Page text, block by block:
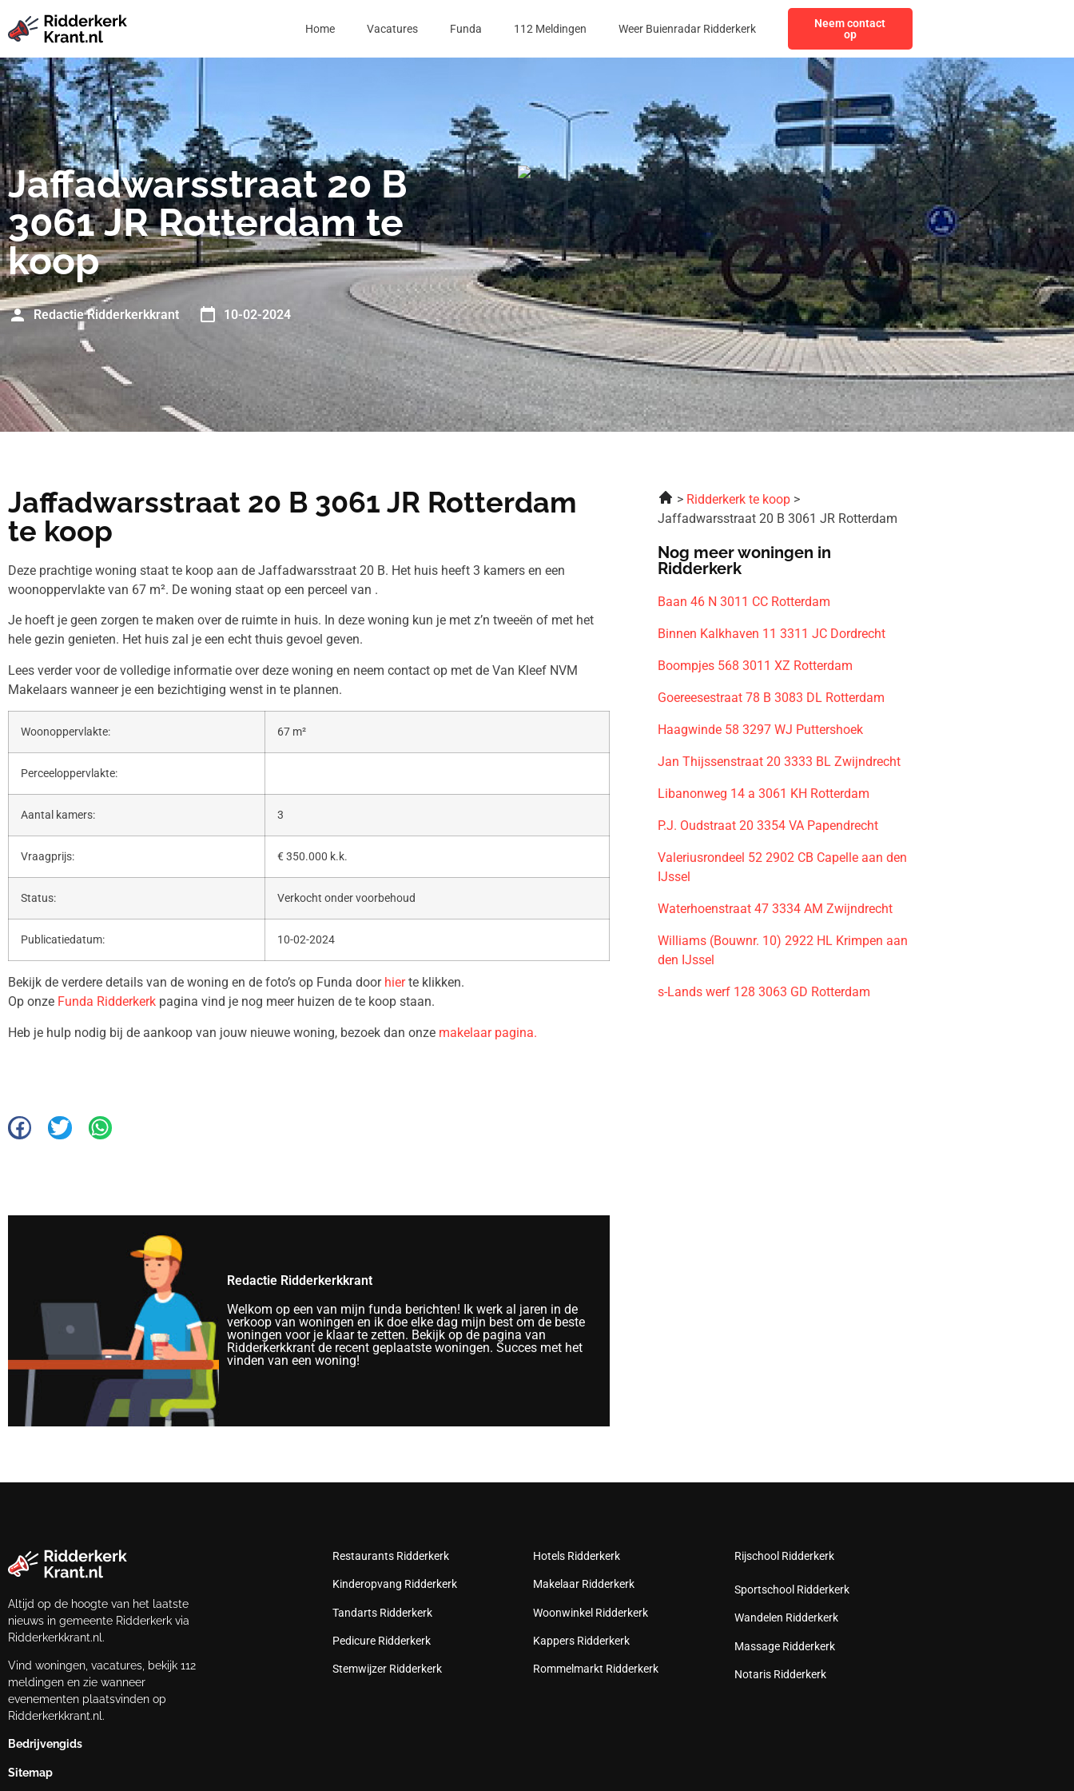
Home Vacatures Funda 112 Meldingen Weer Buienradar Ridderkerk
Neem contact
op
Jaffadwarsstraat 20 B
3061 JR Rotterdam te
koop
Redactie Ridderkerkkrant 10-02-2024
Jaffadwarsstraat 20 B 3061 JR Rotterdam
te koop
Deze prachtige woning staat te koop aan de Jaffadwarsstraat 20 B. Het huis heeft 3 kamers en een
woonoppervlakte van 67 m². De woning staat op een perceel van .
Je hoeft je geen zorgen te maken over de ruimte in huis. In deze woning kun je met z’n tweeën of met het
hele gezin genieten. Het huis zal je een echt thuis gevoel geven.
Lees verder voor de volledige informatie over deze woning en neem contact op met de Van Kleef NVM
Makelaars wanneer je een bezichtiging wenst in te plannen.
Woonoppervlakte: 67 m²
Perceeloppervlakte:
Aantal kamers: 3
Vraagprijs: € 350.000 k.k.
Status: Verkocht onder voorbehoud
Publicatiedatum: 10-02-2024
Bekijk de verdere details van de woning en de foto’s op Funda door hierte klikken.
Op onze Funda Ridderkerk pagina vind je nog meer huizen de te koop staan.
Heb je hulp nodig bij de aankoop van jouw nieuwe woning, bezoek dan onze makelaar pagina.
Redactie Ridderkerkkrant
Welkom op een van mijn funda berichten! Ik werk al jaren in de
verkoop van woningen en ik doe elke dag mijn best om de beste
woningen voor je klaar te zetten. Bekijk op de pagina van
Ridderkerkkrant de recent geplaatste woningen. Succes met het
vinden van een woning!
Ridderkerk te koop
Jaffadwarsstraat 20 B 3061 JR Rotterdam
Nog meer woningen in
Ridderkerk
Baan 46 N 3011 CC Rotterdam
Binnen Kalkhaven 11 3311 JC Dordrecht
Boompjes 568 3011 XZ Rotterdam
Goereesestraat 78 B 3083 DL Rotterdam
Haagwinde 58 3297 WJ Puttershoek
Jan Thijssenstraat 20 3333 BL Zwijndrecht
Libanonweg 14 a 3061 KH Rotterdam
P.J. Oudstraat 20 3354 VA Papendrecht
Valeriusrondeel 52 2902 CB Capelle aan den
IJssel
Waterhoenstraat 47 3334 AM Zwijndrecht
Williams (Bouwnr. 10) 2922 HL Krimpen aan
den IJssel
s-Lands werf 128 3063 GD Rotterdam
Altijd op de hoogte van het laatste
nieuws in gemeente Ridderkerk via
Ridderkerkkrant.nl.
Vind woningen, vacatures, bekijk 112
meldingen en zie wanneer
evenementen plaatsvinden op
Ridderkerkkrant.nl.
Bedrijvengids
Sitemap
Restaurants Ridderkerk
Kinderopvang Ridderkerk
Tandarts Ridderkerk
Pedicure Ridderkerk
Stemwijzer Ridderkerk
Hotels Ridderkerk
Makelaar Ridderkerk
Woonwinkel Ridderkerk
Kappers Ridderkerk
Rommelmarkt Ridderkerk
Rijschool Ridderkerk
Sportschool Ridderkerk
Wandelen Ridderkerk
Massage Ridderkerk
Notaris Ridderkerk